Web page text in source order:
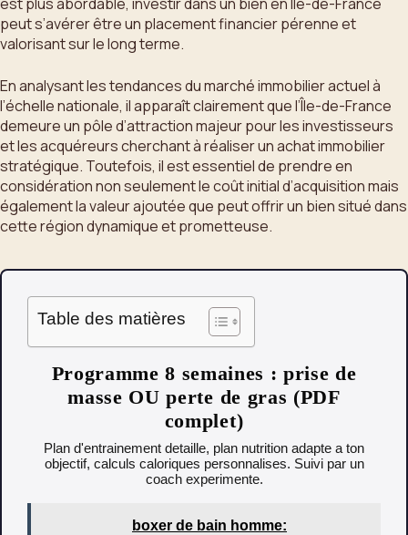
peut s’avérer être un placement financier pérenne et
valorisant sur le long terme.
En analysant les tendances du marché immobilier actuel à
l’échelle nationale, il apparaît clairement que l’Île-de-France
demeure un pôle d’attraction majeur pour les investisseurs
et les acquéreurs cherchant à réaliser un achat immobilier
stratégique. Toutefois, il est essentiel de prendre en
considération non seulement le coût initial d’acquisition mais
également la valeur ajoutée que peut offrir un bien situé dans
cette région dynamique et prometteuse.
Table des matières
Programme 8 semaines : prise de
masse OU perte de gras (PDF
complet)
Plan d'entrainement detaille, plan nutrition adapte a ton
objectif, calculs caloriques personnalises. Suivi par un
coach experimente.
boxer de bain homme: